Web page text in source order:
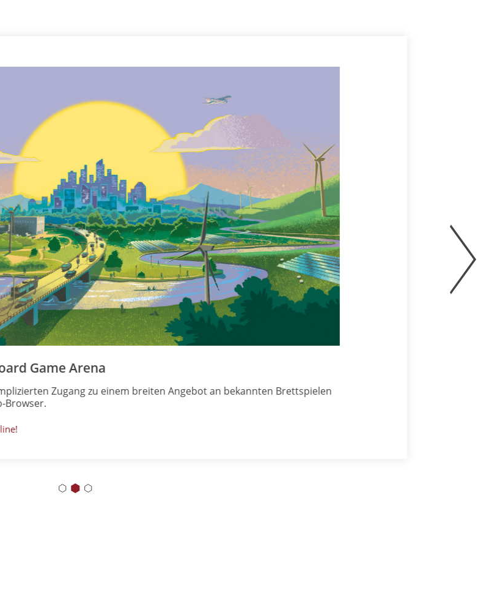
Game Arena
Zugang zu einem breiten Angebot an bekannten Brettspielen